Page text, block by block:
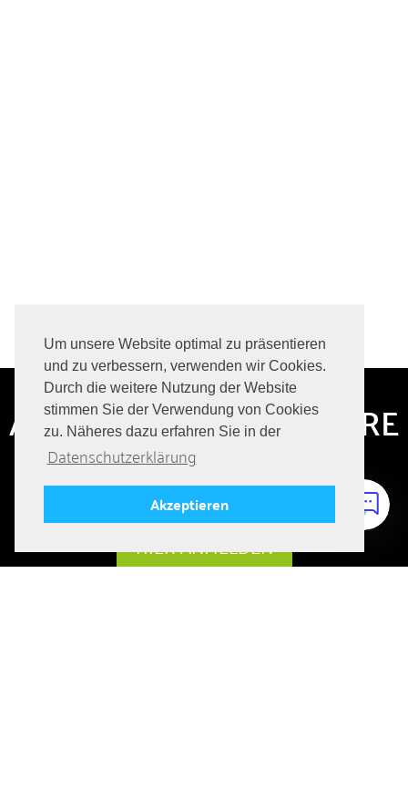
Um unsere Website optimal zu präsentieren
und zu verbessern, verwenden wir Cookies.
Durch die weitere Nutzung der Website
stimmen Sie der Verwendung von Cookies
zu. Näheres dazu erfahren Sie in der
Datenschutzerklärung
Akzeptieren
ABONNIERE HIER UNSERE
JOBANGEBOTE
Immer auf dem Laufenden bleiben über aktuelle Jobs!
HIER ANMELDEN